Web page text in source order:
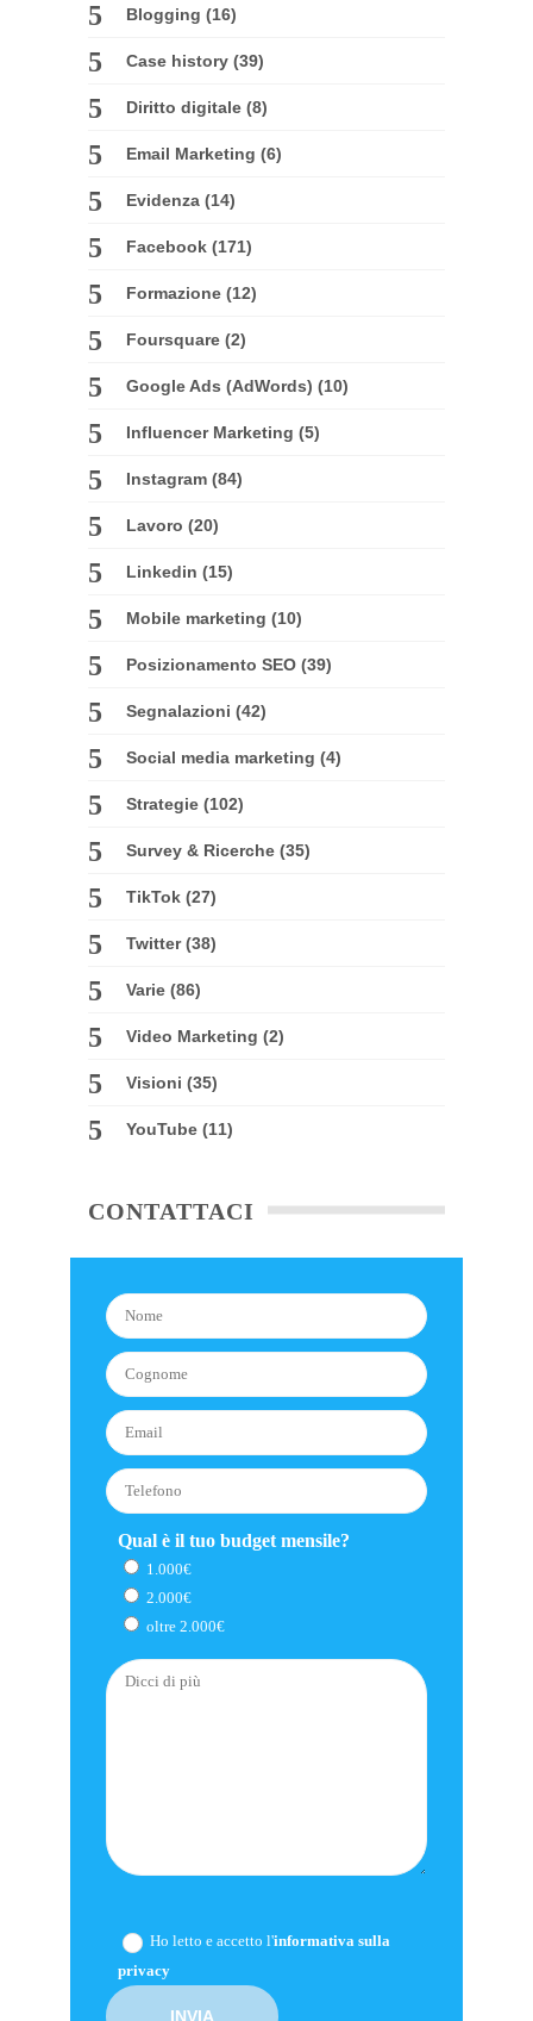
Blogging (16)
Case history (39)
Diritto digitale (8)
Email Marketing (6)
Evidenza (14)
Facebook (171)
Formazione (12)
Foursquare (2)
Google Ads (AdWords) (10)
Influencer Marketing (5)
Instagram (84)
Lavoro (20)
Linkedin (15)
Mobile marketing (10)
Posizionamento SEO (39)
Segnalazioni (42)
Social media marketing (4)
Strategie (102)
Survey & Ricerche (35)
TikTok (27)
Twitter(38)
Varie (86)
Video Marketing (2)
Visioni (35)
YouTube (11)
CONTATTACI
Qual è il tuo budget mensile?
1.000€
2.000€
oltre 2.000€
Ho letto e accetto l'informativa sulla
privacy